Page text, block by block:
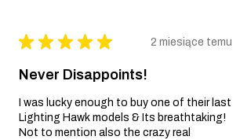
★ ★ ★ ★ ★ 2 miesiące temu
Never Disappoints!
I was lucky enough to buy one of their last
Lighting Hawk models & Its breathtaking!
Not to mention also the crazy real